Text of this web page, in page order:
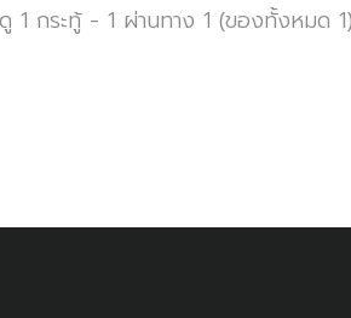
1 กระทู้ - 1 ผ่านทาง 1 (ของทั้งหมด